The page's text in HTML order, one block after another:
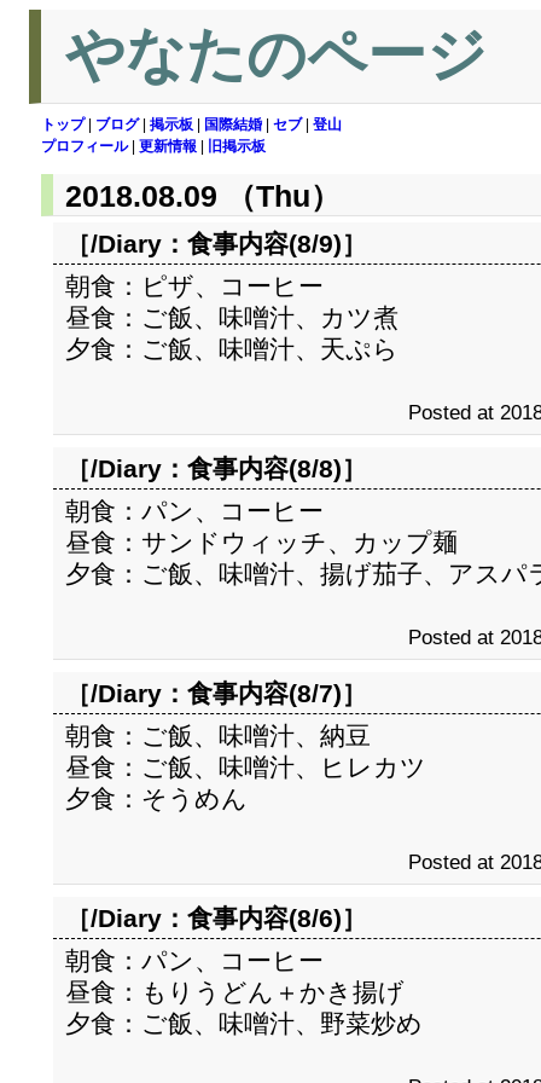
やなたのページ
トップ| ブログ| 掲示板 国際結婚 セブ| 登山
プロフィール| 更新情報 旧掲示板
2018.08.09 （Thu）
［/Diary： 食事内容(8/9)］
朝食：ピザ、コーヒー
昼食：ご飯、味噌汁、カツ煮
夕食：ご飯、味噌汁、天ぷら
Posted at
［/Diary： 食事内容(8/8)］
朝食：パン、コーヒー
昼食：サンドウィッチ、カップ麺
夕食：ご飯、味噌汁、揚げ茄子、アスパ
Posted at
［/Diary： 食事内容(8/7)］
朝食：ご飯、味噌汁、納豆
昼食：ご飯、味噌汁、ヒレカツ
夕食：そうめん
Posted at
［/Diary： 食事内容(8/6)］
朝食：パン、コーヒー
昼食：もりうどん＋かき揚げ
夕食：ご飯、味噌汁、野菜炒め